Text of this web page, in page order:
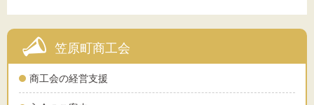
笠原町商工会
商工会の経営支援